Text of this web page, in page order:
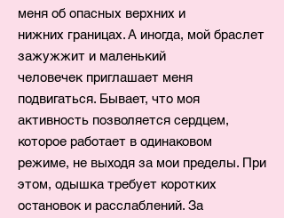
меня об опасных верхних и
нижних границах. А иногда, мой браслет
зажужжит и маленький
человечек приглашает меня
подвигаться. Бывает, что моя
активность позволяется сердцем,
которое работает в одинаковом
режиме, не выходя за мои пределы. При
этом, одышка требует коротких
остановок и расслаблений. За